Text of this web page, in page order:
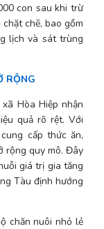
con sau khi trừ
chẽ, bao gồm
lịch và sát trùng
RỘNG
Hòa Hiệp nhận
quả rõ rệt. Với
cấp thức ăn,
rộng quy mô. Đây
giá trị gia tăng
Tàu định hướng
chăn nuôi nhỏ lẻ